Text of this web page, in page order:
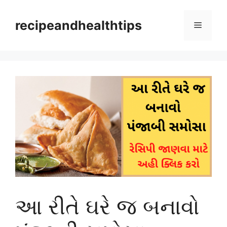
contentrecipeandhealthtips Menu
આ રીતે ઘરે જ બનાવો